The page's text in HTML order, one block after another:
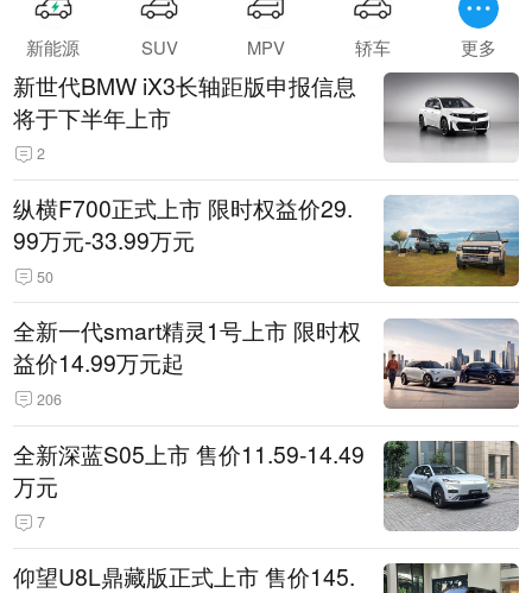
新能源 SUV MPV 轿车 更多
新世代BMW iX3长轴距版申报信息
将于下半年上市
2
纵横F700正式上市 限时权益价29.
99万元-33.99万元
50
全新一代smart精灵1号上市 限时权
益价14.99万元起
206
全新深蓝S05上市 售价11.59-14.49
万元
7
仰望U8L鼎藏版正式上市 售价145.